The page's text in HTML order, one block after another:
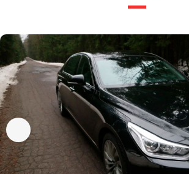
обработку моих Персональных